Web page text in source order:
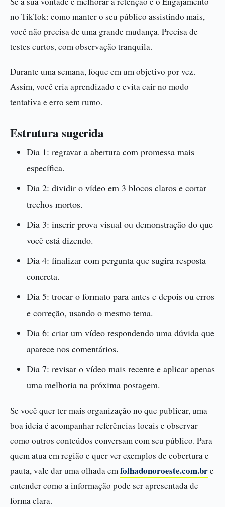
no TikTok: como manter o seu público assistindo mais,
você não precisa de uma grande mudança. Precisa de
testes curtos, com observação tranquila.
Durante uma semana, foque em um objetivo por vez.
Assim, você cria aprendizado e evita cair no modo
tentativa e erro sem rumo.
Estrutura sugerida
Dia 1: regravar a abertura com promessa mais
específica.
Dia 2: dividir o vídeo em 3 blocos claros e cortar
trechos mortos.
Dia 3: inserir prova visual ou demonstração do que
você está dizendo.
Dia 4: finalizar com pergunta que sugira resposta
concreta.
Dia 5: trocar o formato para antes e depois ou erros
e correção, usando o mesmo tema.
Dia 6: criar um vídeo respondendo uma dúvida que
aparece nos comentários.
Dia 7: revisar o vídeo mais recente e aplicar apenas
uma melhoria na próxima postagem.
Se você quer ter mais organização no que publicar, uma
boa ideia é acompanhar referências locais e observar
como outros conteúdos conversam com seu público. Para
quem atua em região e quer ver exemplos de cobertura e
pauta, vale dar uma olhada emfolhadonoroeste.com.bre
entender como a informação pode ser apresentada de
forma clara.